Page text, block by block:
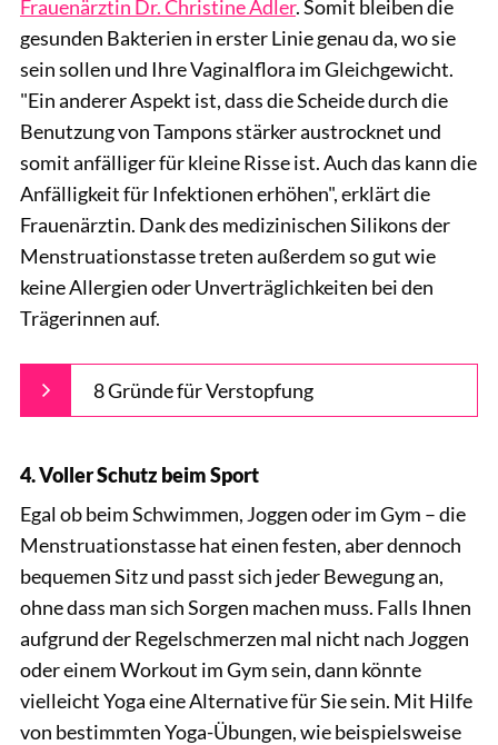
Frauenärztin Dr. Christine Adler. Somit bleiben die
gesunden Bakterien in erster Linie genau da, wo sie
sein sollen und Ihre Vaginalflora im Gleichgewicht.
"Ein anderer Aspekt ist, dass die Scheide durch die
Benutzung von Tampons stärker austrocknet und
somit anfälliger für kleine Risse ist. Auch das kann die
Anfälligkeit für Infektionen erhöhen", erklärt die
Frauenärztin. Dank des medizinischen Silikons der
Menstruationstasse treten außerdem so gut wie
keine Allergien oder Unverträglichkeiten bei den
Trägerinnen auf.
8 Gründe für Verstopfung
4. Voller Schutz beim Sport
Egal ob beim Schwimmen, Joggen oder im Gym – die
Menstruationstasse hat einen festen, aber dennoch
bequemen Sitz und passt sich jeder Bewegung an,
ohne dass man sich Sorgen machen muss. Falls Ihnen
aufgrund der Regelschmerzen mal nicht nach Joggen
oder einem Workout im Gym sein, dann könnte
vielleicht Yoga eine Alternative für Sie sein. Mit Hilfe
von bestimmten Yoga-Übungen, wie beispielsweise